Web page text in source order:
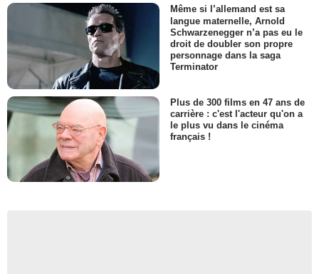
Même si l’allemand est sa
langue maternelle, Arnold
Schwarzenegger n’a pas eu le
droit de doubler son propre
personnage dans la saga
Terminator
Plus de 300 films en 47 ans de
carrière : c'est l'acteur qu'on a
le plus vu dans le cinéma
français !